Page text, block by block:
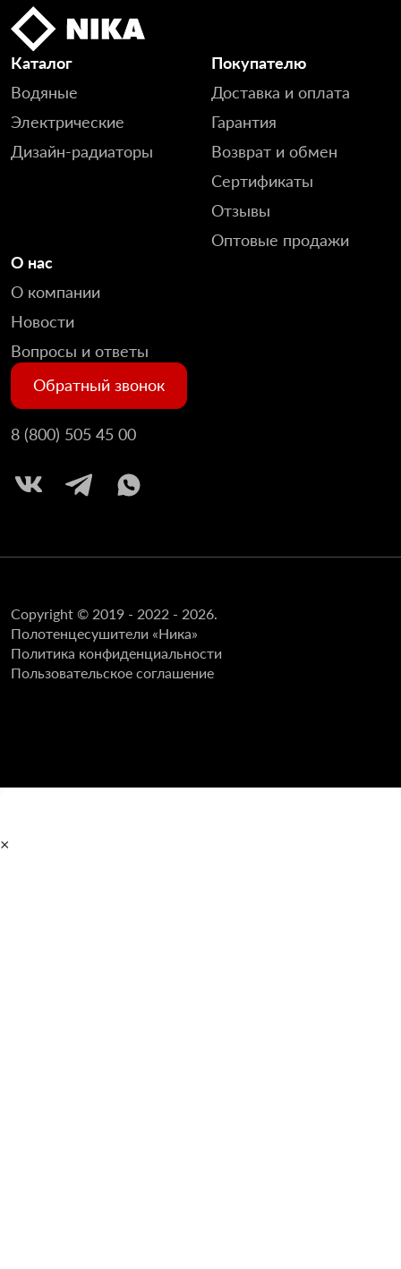
Каталог
Водяные
Электрические
Дизайн-радиаторы
Покупателю
Доставка и оплата
Гарантия
Возврат и обмен
Сертификаты
Отзывы
Оптовые продажи
О нас
О компании
Новости
Вопросы и ответы
Обратный звонок
8 (800) 505 45 00
Copyright © 2019 - 2022 - 2026.
Полотенцесушители «Ника»
Политика конфиденциальности
Пользовательское соглашение
×